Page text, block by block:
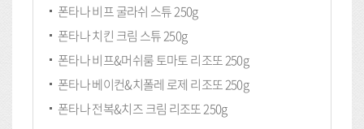
폰타나 비프 굴라쉬 스튜 250g
폰타나 치킨 크림 스튜 250g
폰타나 비프&머쉬룸 토마토 리조또 250g
폰타나 베이컨&치폴레 로제 리조또 250g
폰타나 전복&치즈 크림 리조또 250g